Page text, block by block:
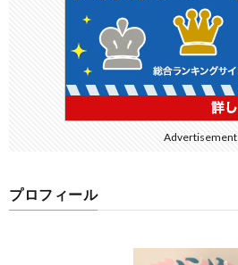
Advertisement
プロフィール